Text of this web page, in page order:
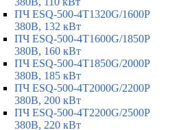
ПЧ ESQ-500-4T1320G/1600P
380В, 132 кВт
ПЧ ESQ-500-4T1600G/1850P
380В, 160 кВт
ПЧ ESQ-500-4T1850G/2000P
380В, 185 кВт
ПЧ ESQ-500-4T2000G/2200P
380В, 200 кВт
ПЧ ESQ-500-4T2200G/2500P
380В, 220 кВт